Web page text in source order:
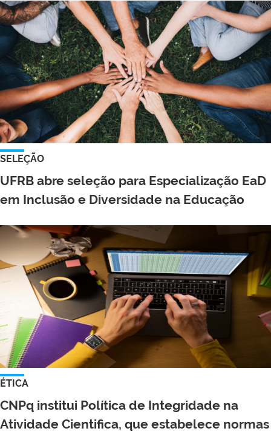
SELEÇÃO
UFRB abre seleção para Especialização EaD
em Inclusão e Diversidade na Educação
ÉTICA
CNPq institui Política de Integridade na
Atividade Cientifica, que estabelece normas